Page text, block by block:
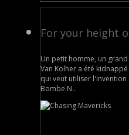
For your height
Un petit homme, un
Van Kolher a été
qui veut utiliser l'invention
Bombe N..